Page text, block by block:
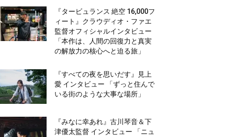
『タービュランス 絶空 16,000フ
ィート』クラウディオ・ファエ
監督オフィシャルインタビュー
「本作は、人間の回復力と真実
の解放力の核心へと迫る旅」
『すべての夜を思いだす』見上
愛 インタビュー 「ずっと住んで
いる街のような大事な場所」
『みなに幸あれ』古川琴音＆下
津優太監督 インタビュー 「ニュ